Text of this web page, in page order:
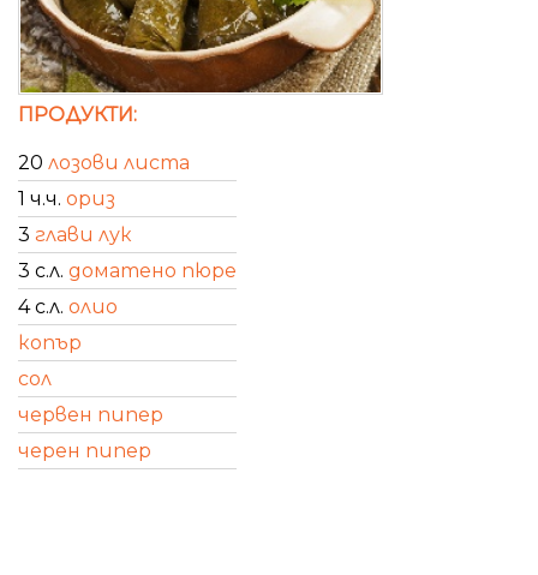
ПРОДУКТИ:
20 лозови листа
1 ч.ч. ориз
3 глави лук
3 с.л. доматено пюре
4 с.л. олио
копър
сол
червен пипер
черен пипер